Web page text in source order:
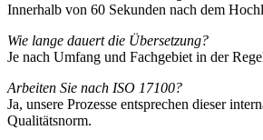
Innerhalb von 60 Sekunden nach dem
Wie lange dauert die Übersetzung?
Je nach Umfang und Fachgebiet in der
Arbeiten Sie nach ISO 17100?
Ja, unsere Prozesse entsprechen dieser
Qualitätsnorm.